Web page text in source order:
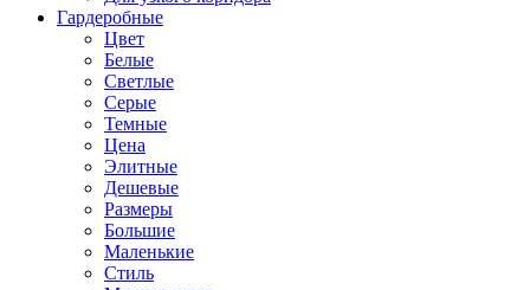
Гардеробные
Цвет
Белые
Светлые
Серые
Темные
Цена
Элитные
Дешевые
Размеры
Большие
Маленькие
Стиль